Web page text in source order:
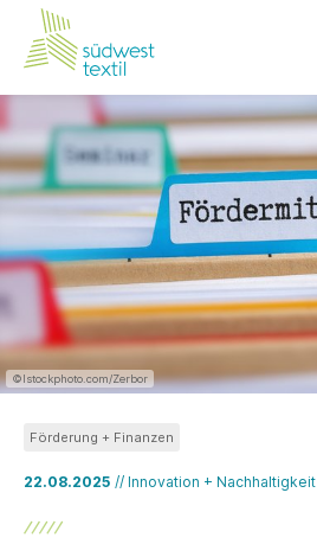
©Istockphoto.com/Zerbor
22.08.2025 // Innovation + Nachhaltigkeit
Förderung + Finanzen